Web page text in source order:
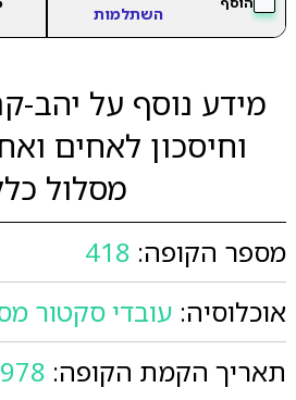
השתלמות
מידע נוסף על יהב-
וחיסכון לאחים
מסלול
מספר הקופה: 418
אוכלוסיה: עובדי סקטור
תאריך הקמת הקופה: